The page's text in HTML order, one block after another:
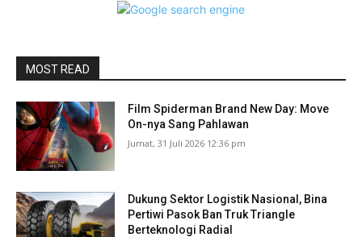
MOST READ
Film Spiderman Brand New Day: Move
On-nya Sang Pahlawan
Jumat, 31 Juli 2026 12:36 pm
Dukung Sektor Logistik Nasional, Bina
Pertiwi Pasok Ban Truk Triangle
Berteknologi Radial